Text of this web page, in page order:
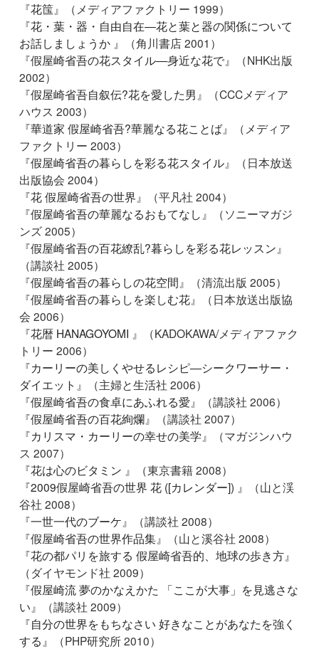
『花筺』（メディアファクトリー 1999）
『花・葉・器・自由自在―花と葉と器の関係について
お話しましょうか 』（角川書店 2001）
『假屋崎省吾の花スタイル―身近な花で』（NHK出版
2002）
『假屋崎省吾自叙伝?花を愛した男 』（CCCメディア
ハウス 2003）
『華道家 假屋崎省吾?華麗なる花ことば』（メディア
ファクトリー 2003）
『假屋崎省吾の暮らしを彩る花スタイル』（日本放送
出版協会 2004）
『花 假屋崎省吾の世界 』（平凡社 2004）
『假屋崎省吾の華麗なるおもてなし 』（ソニーマガジ
ンズ 2005）
『假屋崎省吾の百花繚乱?暮らしを彩る花レッスン 』
（講談社 2005）
『假屋崎省吾の暮らしの花空間 』（清流出版 2005）
『假屋崎省吾の暮らしを楽しむ花』（日本放送出版協
会 2006）
『花暦 HANAGOYOMI 』（KADOKAWA/メディアファク
トリー 2006）
『カーリーの美しくやせるレシピ―シークワーサー・
ダイエット 』（主婦と生活社 2006）
『假屋崎省吾の食卓にあふれる愛 』（講談社 2006）
『假屋崎省吾の百花絢爛』（講談社 2007）
『カリスマ・カーリーの幸せの美学 』（マガジンハウ
ス 2007）
『花は心のビタミン 』（東京書籍 2008）
『2009假屋崎省吾の世界 花 ([カレンダー]) 』（山と渓
谷社 2008）
『一世一代のブーケ 』（講談社 2008）
『假屋崎省吾の世界作品集』（山と溪谷社 2008）
『花の都パリを旅する 假屋崎省吾的、地球の歩き方』
（ダイヤモンド社 2009）
『假屋崎流 夢のかなえかた 「ここが大事」を見逃さな
い 』（講談社 2009）
『自分の世界をもちなさい 好きなことがあなたを強く
する 』（PHP研究所 2010）